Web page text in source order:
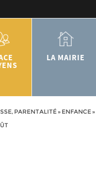
LA MAIRIE
PARENTALITÉ» ENFANCE»